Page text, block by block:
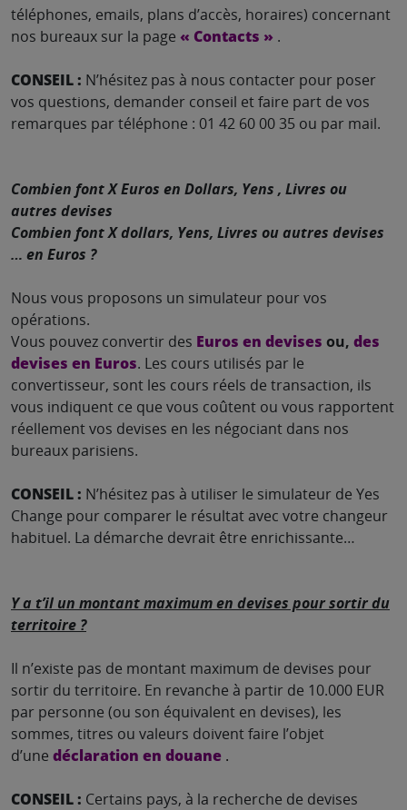
téléphones, emails, plans d’accès, horaires) concernant
nos bureaux sur la page « Contacts » .
CONSEIL : N’hésitez pas à nous contacter pour poser
vos questions, demander conseil et faire part de vos
remarques par téléphone : 01 42 60 00 35 ou par mail.
Combien font X Euros en Dollars, Yens , Livres ou
autres devises
Combien font X dollars, Yens, Livres ou autres devises
… en Euros ?
Nous vous proposons un simulateur pour vos
opérations.
Vous pouvez convertir des Euros en devises ou, des
devises en Euros. Les cours utilisés par le
convertisseur, sont les cours réels de transaction, ils
vous indiquent ce que vous coûtent ou vous rapportent
réellement vos devises en les négociant dans nos
bureaux parisiens.
CONSEIL : N’hésitez pas à utiliser le simulateur de Yes
Change pour comparer le résultat avec votre changeur
habituel. La démarche devrait être enrichissante…
Y a t’il un montant maximum en devises pour sortir du
territoire ?
Il n’existe pas de montant maximum de devises pour
sortir du territoire. En revanche à partir de 10.000 EUR
par personne (ou son équivalent en devises), les
sommes, titres ou valeurs doivent faire l’objet
d’une déclaration en douane .
CONSEIL : Certains pays, à la recherche de devises